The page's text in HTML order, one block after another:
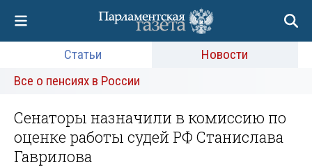
Статьи
Новости
Все о пенсиях в России
Сенаторы назначили в комиссию по
оценке работы судей РФ Станислава
Гаврилова